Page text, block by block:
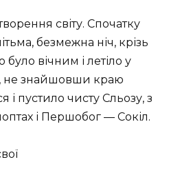
світу. Спочатку
безмежна ніч, крізь
вічним і летіло у
не знайшовши краю
і пустило чисту Сльозу, з
і Першобог — Сокіл.